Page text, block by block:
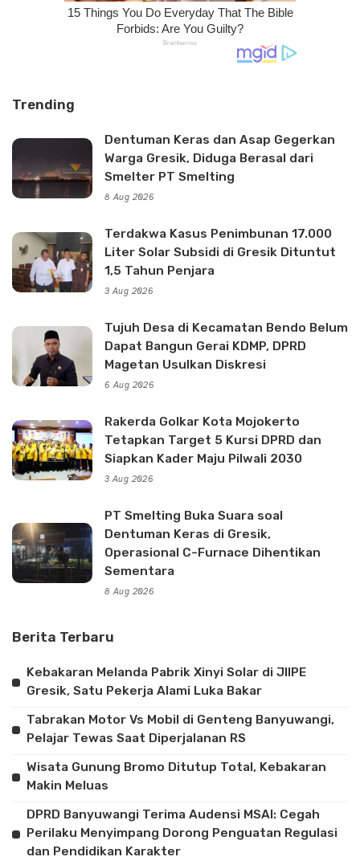
Trending
Dentuman Keras dan Asap Gegerkan
Warga Gresik, Diduga Berasal dari
Smelter PT Smelting
8 Aug 2026
Terdakwa Kasus Penimbunan 17.000
Liter Solar Subsidi di Gresik Dituntut
1,5 Tahun Penjara
3 Aug 2026
Tujuh Desa di Kecamatan Bendo Belum
Dapat Bangun Gerai KDMP, DPRD
Magetan Usulkan Diskresi
6 Aug 2026
Rakerda Golkar Kota Mojokerto
Tetapkan Target 5 Kursi DPRD dan
Siapkan Kader Maju Pilwali 2030
3 Aug 2026
PT Smelting Buka Suara soal
Dentuman Keras di Gresik,
Operasional C-Furnace Dihentikan
Sementara
8 Aug 2026
Berita Terbaru
Kebakaran Melanda Pabrik Xinyi Solar di JIIPE
Gresik, Satu Pekerja Alami Luka Bakar
Tabrakan Motor Vs Mobil di Genteng Banyuwangi,
Pelajar Tewas Saat Diperjalanan RS
Wisata Gunung Bromo Ditutup Total, Kebakaran
Makin Meluas
DPRD Banyuwangi Terima Audensi MSAI: Cegah
Perilaku Menyimpang Dorong Penguatan Regulasi
dan Pendidikan Karakter